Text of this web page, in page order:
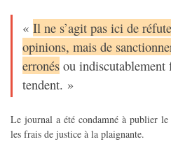
« Il ne s’agit pas ici de
opinions, mais de
erronés ou indiscutablement
tendent. »
Le journal a été condamné à publier
les frais de justice à la plaignante.